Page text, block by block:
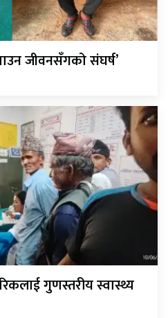
जीवनसँगको संघर्ष’
गुणस्तरीय स्वास्थ्य